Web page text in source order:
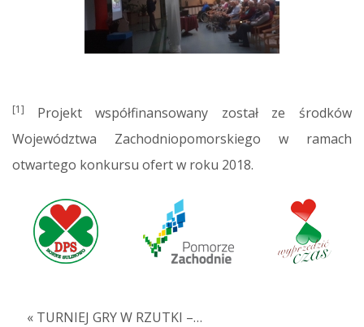
[1] Projekt współfinansowany został ze środków
Województwa Zachodniopomorskiego w ramach
otwartego konkursu ofert w roku 2018.
« TURNIEJ GRY W RZUTKI –…